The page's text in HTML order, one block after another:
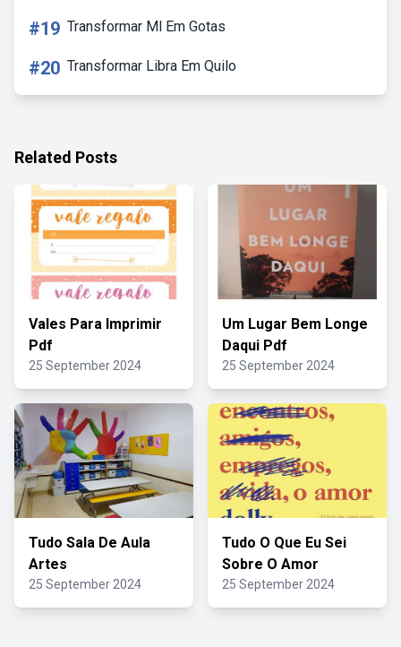
#19 Transformar Ml Em Gotas
#20 Transformar Libra Em Quilo
Related Posts
Vales Para Imprimir
Pdf
25 September 2024
Um Lugar Bem Longe
Daqui Pdf
25 September 2024
Tudo Sala De Aula
Artes
25 September 2024
Tudo O Que Eu Sei
Sobre O Amor
25 September 2024